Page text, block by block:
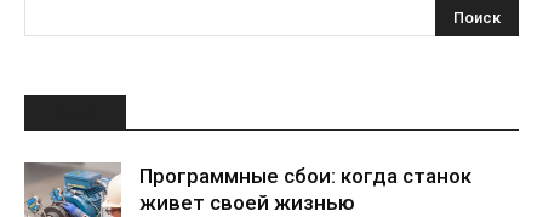
Программные сбои: когда станок
живет своей жизнью